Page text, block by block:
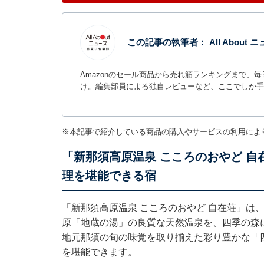
この記事の執筆者： All About ニ
Amazonのセール商品から売れ筋ランキングまで、
け。編集部員による独自レビューなど、ここでしか
※本記事で紹介している商品の購入やサービスの利用に
「新那須高原温泉 こころのおやど
理を堪能できる宿
「新那須高原温泉 こころのおやど 自在荘」
原「地蔵の湯」の良質な天然温泉を、四季の
地元那須の旬の味覚を取り揃えた彩り豊かな
を堪能できます。